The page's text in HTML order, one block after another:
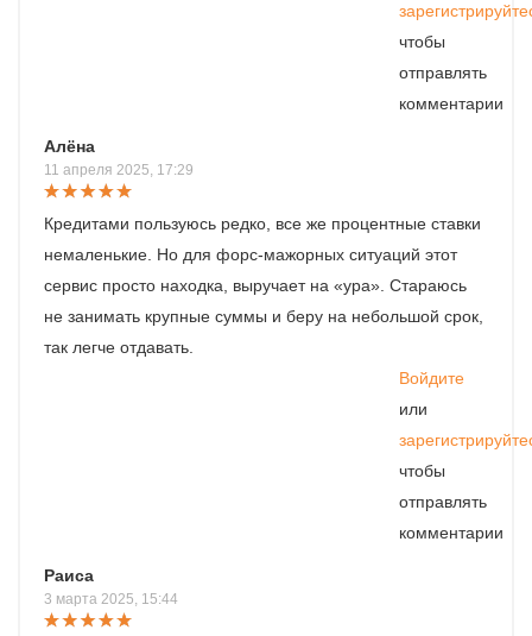
чтобы
отправлять
комментарии
Алёна
11 апреля 2025, 17:29
Кредитами пользуюсь редко, все же процентные ставки
немаленькие. Но для форс-мажорных ситуаций этот
сервис просто находка, выручает на «ура». Стараюсь
не занимать крупные суммы и беру на небольшой срок,
так легче отдавать.
Войдите
или
чтобы
отправлять
комментарии
Раиса
3 марта 2025, 15:44